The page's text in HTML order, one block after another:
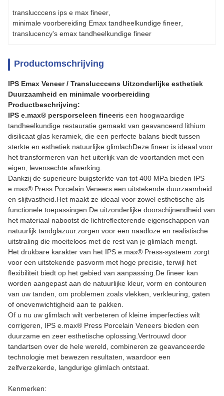
translucccens ips e max fineer
minimale voorbereiding Emax tandheelkundige fineer
translucency's emax tandheelkundige fineer
Productomschrijving
IPS Emax Veneer / Translucccens Uitzonderlijke esthetiek
Duurzaamheid en minimale voorbereiding
Productbeschrijving:
IPS e.max® persporseleen fineeris een hoogwaardige
tandheelkundige restauratie gemaakt van geavanceerd lithium
disilicaat glas keramiek, die een perfecte balans biedt tussen
sterkte en esthetiek.natuurlijke glimlachDeze fineer is ideaal voor
het transformeren van het uiterlijk van de voortanden met een
eigen, levensechte afwerking.
Dankzij de superieure buigsterkte van tot 400 MPa bieden IPS
e.max® Press Porcelain Veneers een uitstekende duurzaamheid
en slijtvastheid.Het maakt ze ideaal voor zowel esthetische als
functionele toepassingen.De uitzonderlijke doorschijnendheid van
het materiaal nabootst de lichtreflecterende eigenschappen van
natuurlijk tandglazuur.zorgen voor een naadloze en realistische
uitstraling die moeiteloos met de rest van je glimlach mengt.
Het drukbare karakter van het IPS e.max® Press-systeem zorgt
voor een uitstekende pasvorm met hoge precisie, terwijl het
flexibiliteit biedt op het gebied van aanpassing.De fineer kan
worden aangepast aan de natuurlijke kleur, vorm en contouren
van uw tanden, om problemen zoals vlekken, verkleuring, gaten
of onevenwichtigheid aan te pakken.
Of u nu uw glimlach wilt verbeteren of kleine imperfecties wilt
corrigeren, IPS e.max® Press Porcelain Veneers bieden een
duurzame en zeer esthetische oplossing.Vertrouwd door
tandartsen over de hele wereld, combineren ze geavanceerde
technologie met bewezen resultaten, waardoor een
zelfverzekerde, langdurige glimlach ontstaat.
Kenmerken: